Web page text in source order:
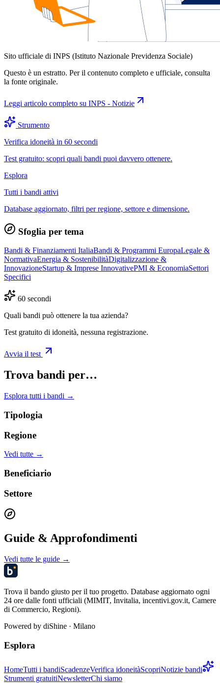
Sito ufficiale di INPS (Istituto Nazionale Previdenza Sociale)
Questo è un estratto. Per il contenuto completo e ufficiale, consulta
la fonte originale.
Leggi articolo completo su INPS - Notizie
Strumento
Verifica idoneità in 60 secondi
Test gratuito: scopri quali bandi puoi davvero ottenere.
Esplora
Tutti i bandi attivi
Database aggiornato, filtri per regione, settore e dimensione.
Sfoglia per tema
Bandi & Finanziamenti ItaliaBandi & Programmi EuropaLegale &
NormativaEnergia & SostenibilitàDigitalizzazione &
InnovazioneStartup & Imprese InnovativePMI & EconomiaSettori
Specifici
60 secondi
Quali bandi può ottenere la tua azienda?
Test gratuito di idoneità, nessuna registrazione.
Avvia il test
Trova bandi per…
Esplora tutti i bandi →
Tipologia
Regione
Vedi tutte →
Beneficiario
Settore
Guide & Approfondimenti
Vedi tutte le guide →
Trova il bando giusto per il tuo progetto. Database aggiornato ogni
24 ore dalle fonti ufficiali (MIMIT, Invitalia, incentivi.gov.it, Camere
di Commercio, Regioni).
Powered by diShine · Milano
Esplora
HomeTutti i bandiScadenzeVerifica idoneitàScopriNotizie bandi
Strumenti gratuitiNewsletterChi siamo